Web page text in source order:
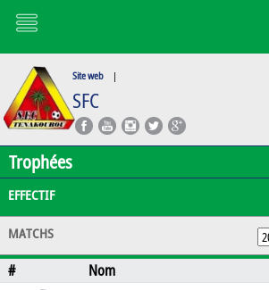
Site web |
SFC
Trophées
EFFECTIF
MATCHS
# Nom